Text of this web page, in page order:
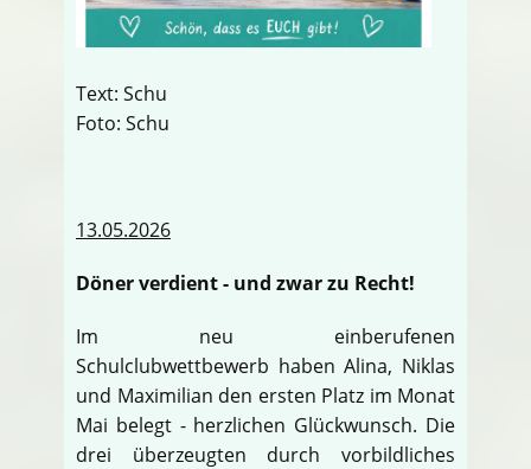
Text: Schu
Foto: Schu
13.05.2026
Döner verdient - und zwar zu Recht!
Im neu einberufenen
Schulclubwettbewerb haben Alina, Niklas
und Maximilian den ersten Platz im Monat
Mai belegt - herzlichen Glückwunsch. Die
drei überzeugten durch vorbildliches